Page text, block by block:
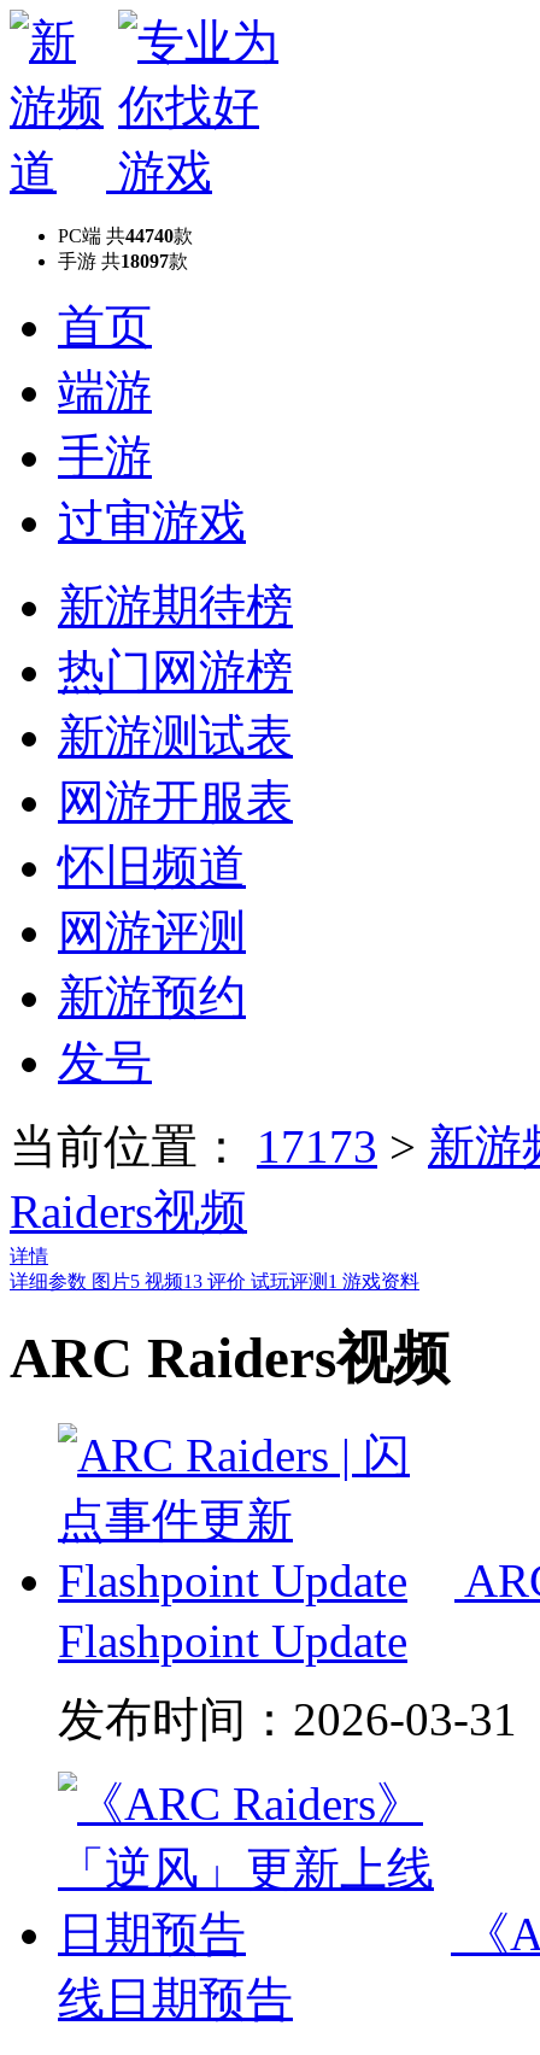
PC端 共44740款
手游 共18097款
首页
端游
手游
过审游戏
新游期待榜
热门网游榜
新游测试表
网游开服表
怀旧频道
网游评测
新游预约
发号
当前位置： 17173 > 新游
Raiders视频
详情
详细参数 图片5 视频13 评价 试玩评测 1 游戏资料
ARC Raiders视频
Flashpoint Update
发布时间： 2026-03-31
线日期预告